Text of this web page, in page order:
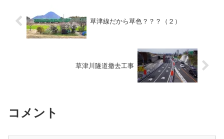
草津線だから草色？？？（２）
草津川隧道撤去工事
コメント